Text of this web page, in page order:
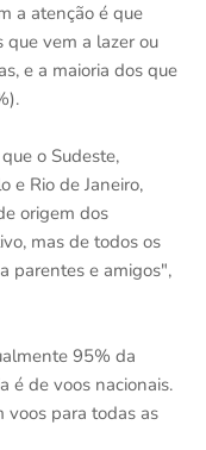
a atenção é que
que vem a lazer ou
e a maioria dos que
o Sudeste,
e Rio de Janeiro,
origem dos
mas de todos os
parentes e amigos",
95% da
é de voos nacionais.
voos para todas as